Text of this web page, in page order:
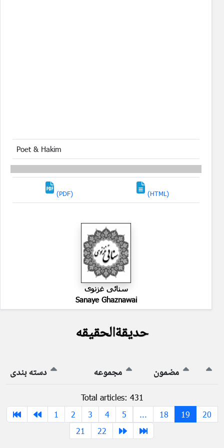
Poet & Hakim
(PDF) (HTML)
سنائی غزنوی
Sanaye Ghaznawai
حدیقةالحقیقه
مضمون مجموعه دسته بندی
Total articles: 431
1
2 3 4 5 ... 18 19
20
21
22